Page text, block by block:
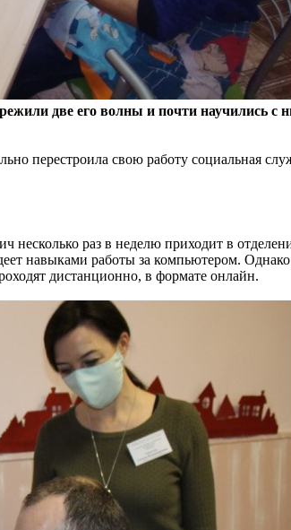
две его волны и почти научились с
перестроила свою работу социальная
раз в неделю приходит в
навыками работы за компьютером.
дистанционно, в формате онлайн.